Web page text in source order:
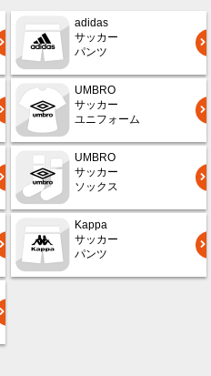
adidas
サッカー
パンツ
UMBRO
サッカー
ユニフォーム
UMBRO
サッカー
ソックス
Kappa
サッカー
パンツ